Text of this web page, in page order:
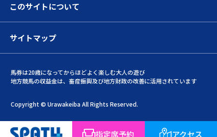
このサイトについて
サイトマップ
馬券は20歳になってからほどよく楽しむ大人の遊び
地方競馬の収益金は、畜産振興及び地方財政の改善に活用されています
Copyright © Urawakeiba All Rights Reserved.
指定席予約 アクセス